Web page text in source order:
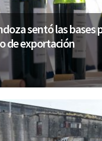
sentó las bases
de exportación